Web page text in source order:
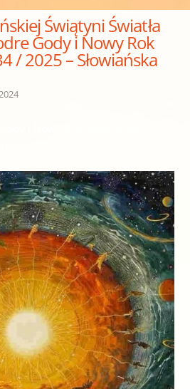
Świątyni Światła
Gody i Nowy Rok
/ 2025 – Słowiańska